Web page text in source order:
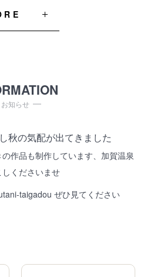
お知らせ
秋の気配が出てきました
作品も制作しています、加賀温泉
くださいませ
taigadou ぜひ見てください